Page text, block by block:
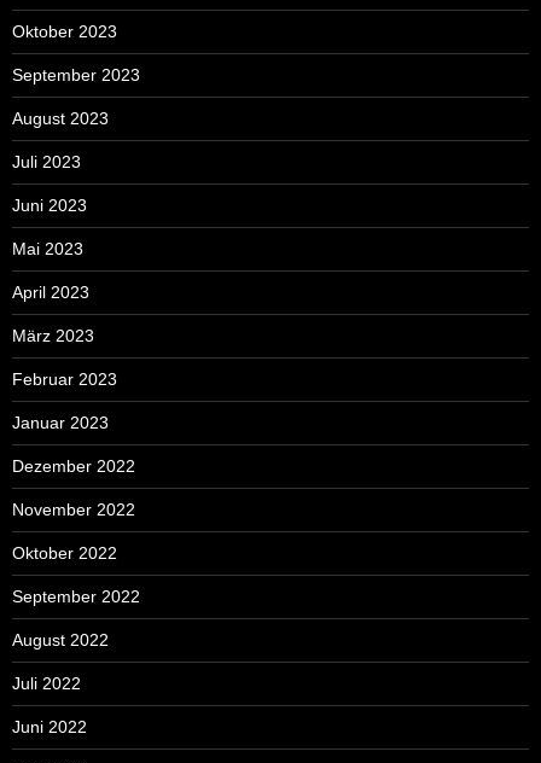
Oktober 2023
September 2023
August 2023
Juli 2023
Juni 2023
Mai 2023
April 2023
März 2023
Februar 2023
Januar 2023
Dezember 2022
November 2022
Oktober 2022
September 2022
August 2022
Juli 2022
Juni 2022